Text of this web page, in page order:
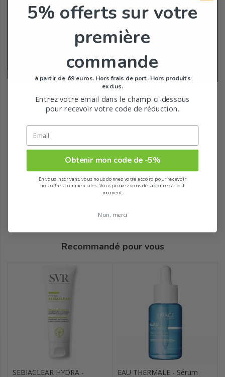
Recommandé pour vous
SEBIACLEAR HYDRA -
EAU THERMALE - Sérum
5% offerts sur votre
première
commande
à partir de 69 euros. Hors frais de port. Hors produits
exclus.
Entrez votre email dans le champ ci-dessous
pour recevoir votre code de réduction.
Obtenir mon code de -5%
En vous inscrivant, vous nous donnez votre accord pour recevoir
nos offres commerciales. Vous pouvez vous désabonner à tout
moment.
Non, merci